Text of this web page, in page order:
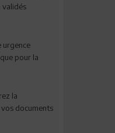
validés
urgence
pour la
la
documents